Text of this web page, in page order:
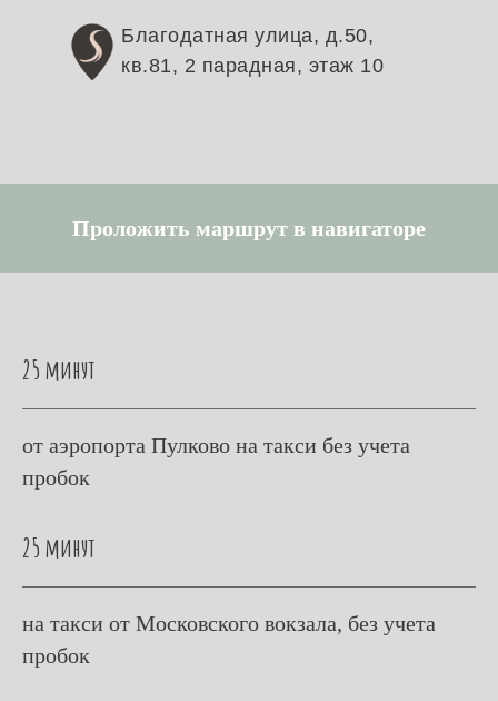
Благодатная улица, д.50,
кв.81, 2 парадная, этаж 10
Проложить маршрут в навигаторе
25 минут
от аэропорта Пулково на такси без учета
пробок
25 минут
на такси от Московского вокзала, без учета
пробок